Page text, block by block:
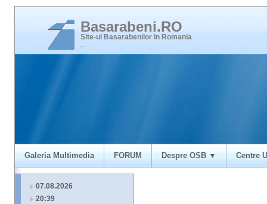
Basarabeni.RO
Site-ul Basarabenilor in Romania
Galeria Multimedia FORUM Despre OSB ▼ Centre
07.08.2026
20:39